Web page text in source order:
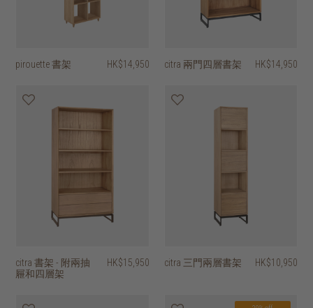
pirouette 書架 HK$14,950 citra 兩門四層書架 HK$14,950
citra 書架 - 附兩抽
屜和四層架
HK$15,950 citra 三門兩層書架 HK$10,950